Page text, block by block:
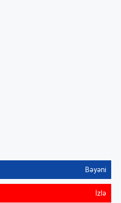
Bəyəni
İzlə